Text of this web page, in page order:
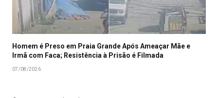
Homem é Preso em Praia Grande Após Ameaçar Mãe e
Irmã com Faca; Resistência à Prisão é Filmada
07/08/2026